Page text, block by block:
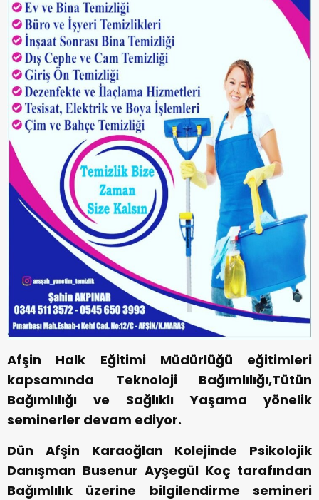
Afşin Halk Eğitimi Müdürlüğü eğitimleri
kapsamında Teknoloji Bağımlılığı,Tütün
Bağımlılığı ve Sağlıklı Yaşama yönelik
seminerler devam ediyor.
Dün Afşin Karaoğlan Kolejinde Psikolojik
Danışman Busenur Ayşegül Koç tarafından
Bağımlılık üzerine bilgilendirme semineri